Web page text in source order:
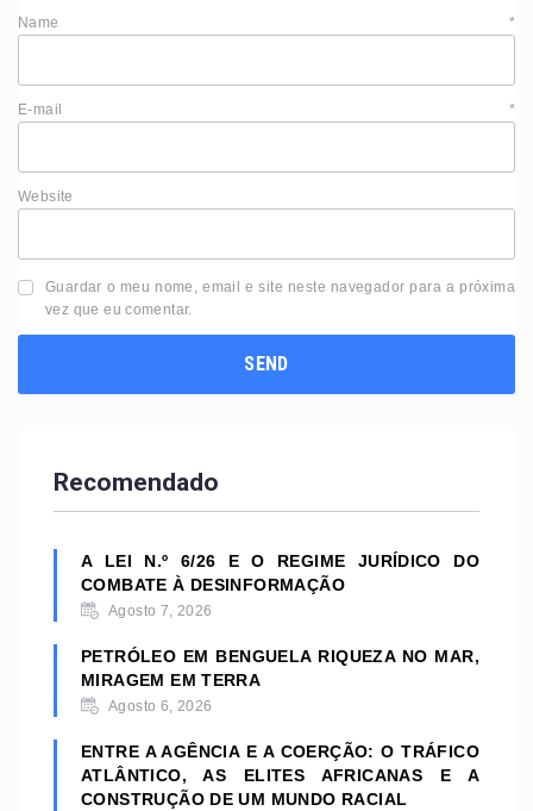
Name *
E-mail *
Website
Guardar o meu nome, email e site neste navegador para a próxima
vez que eu comentar.
Recomendado
A LEI N.º 6/26 E O REGIME JURÍDICO DO
COMBATE À DESINFORMAÇÃO
Agosto 7, 2026
PETRÓLEO EM BENGUELA RIQUEZA NO MAR,
MIRAGEM EM TERRA
Agosto 6, 2026
ENTRE A AGÊNCIA E A COERÇÃO: O TRÁFICO
ATLÂNTICO, AS ELITES AFRICANAS E A
CONSTRUÇÃO DE UM MUNDO RACIAL